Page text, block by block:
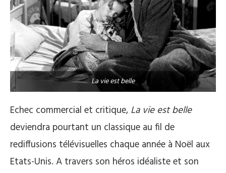
La vie est belle
Echec commercial et critique, La vie est belle
deviendra pourtant un classique au fil de
rediffusions télévisuelles chaque année à Noël aux
Etats-Unis. A travers son héros idéaliste et son